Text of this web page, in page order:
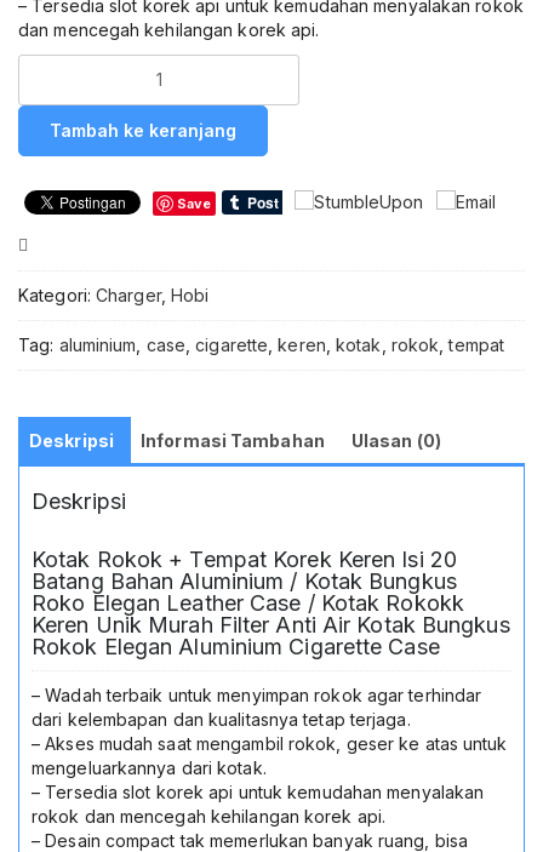
– Tersedia slot korek api untuk kemudahan menyalakan rokok
dan mencegah kehilangan korek api.
Rokok
Tempat
Korek
Keren
Isi
Bahan
/
Elegan
Case
Kotak
Rokokk
Keren
Unik
Murah
Filter
Anti
Air
Kotak
Bungkus
Rokok
Elegan
Aluminium
Tambah ke keranjang
Save
Kategori: Charger, Hobi
Tag: aluminium case ,cigarette ,keren ,kotak rokok ,tempat
Deskripsi Informasi Tambahan Ulasan (0)
Deskripsi
Kotak Rokok + Tempat Korek Keren Isi 20
Batang Bahan Aluminium / Kotak Bungkus
Roko Elegan Leather Case / Kotak Rokokk
Keren Unik Murah Filter Anti Air Kotak Bungkus
Rokok Elegan Aluminium Cigarette Case
– Wadah terbaik untuk menyimpan rokok agar terhindar
dari kelembapan dan kualitasnya tetap terjaga.
– Akses mudah saat mengambil rokok, geser ke atas untuk
mengeluarkannya dari kotak.
– Tersedia slot korek api untuk kemudahan menyalakan
rokok dan mencegah kehilangan korek api.
– Desain compact tak memerlukan banyak ruang, bisa